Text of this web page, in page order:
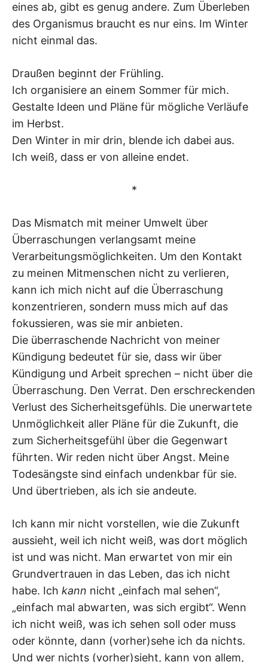
eines ab, gibt es genug andere. Zum Überleben
des Organismus braucht es nur eins. Im Winter
nicht einmal das.
Draußen beginnt der Frühling.
Ich organisiere an einem Sommer für mich.
Gestalte Ideen und Pläne für mögliche Verläufe
im Herbst.
Den Winter in mir drin, blende ich dabei aus.
Ich weiß, dass er von alleine endet.
*
Das Mismatch mit meiner Umwelt über
Überraschungen verlangsamt meine
Verarbeitungsmöglichkeiten. Um den Kontakt
zu meinen Mitmenschen nicht zu verlieren,
kann ich mich nicht auf die Überraschung
konzentrieren, sondern muss mich auf das
fokussieren, was sie mir anbieten.
Die überraschende Nachricht von meiner
Kündigung bedeutet für sie, dass wir über
Kündigung und Arbeit sprechen – nicht über die
Überraschung. Den Verrat. Den erschreckenden
Verlust des Sicherheitsgefühls. Die unerwartete
Unmöglichkeit aller Pläne für die Zukunft, die
zum Sicherheitsgefühl über die Gegenwart
führten. Wir reden nicht über Angst. Meine
Todesängste sind einfach undenkbar für sie.
Und übertrieben, als ich sie andeute.
Ich kann mir nicht vorstellen, wie die Zukunft
aussieht, weil ich nicht weiß, was dort möglich
ist und was nicht. Man erwartet von mir ein
Grundvertrauen in das Leben, das ich nicht
habe. Ich kann nicht „einfach mal sehen“,
„einfach mal abwarten, was sich ergibt“. Wenn
ich nicht weiß, was ich sehen soll oder muss
oder könnte, dann (vorher)sehe ich da nichts.
Und wer nichts (vorher)sieht, kann von allem,